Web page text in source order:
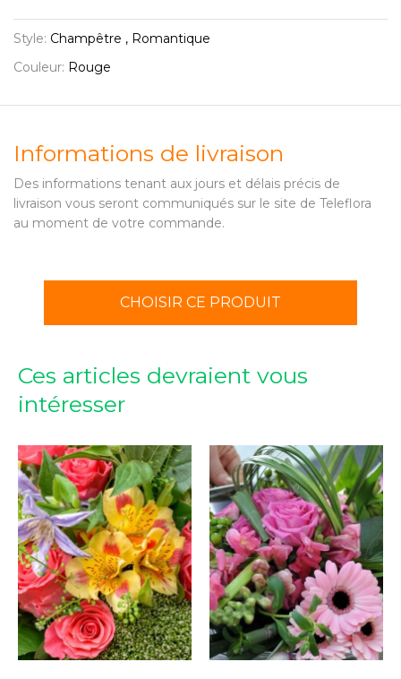
Style: Champêtre , Romantique
Couleur: Rouge
Informations de livraison
Des informations tenant aux jours et délais précis de
livraison vous seront communiqués sur le site de Teleflora
au moment de votre commande.
CHOISIR CE PRODUIT
Ces articles devraient vous
intéresser